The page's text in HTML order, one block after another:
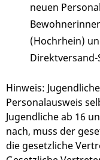
neuen
(Hochrhein)
Hinweis:
Personalausweis
Jugendliche ab 16
nach, muss der
die gesetzliche